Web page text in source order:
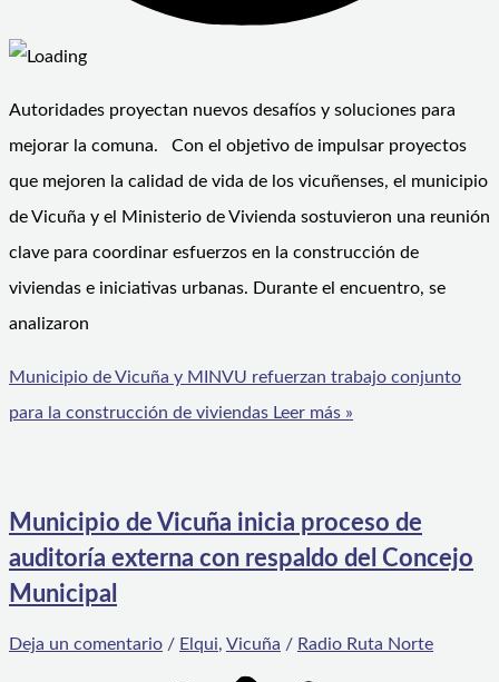
Autoridades proyectan nuevos desafíos y soluciones para
mejorar la comuna. Con el objetivo de impulsar proyectos
que mejoren la calidad de vida de los vicuñenses, el municipio
de Vicuña y el Ministerio de Vivienda sostuvieron una reunión
clave para coordinar esfuerzos en la construcción de
viviendas e iniciativas urbanas. Durante el encuentro, se
analizaron
Municipio de Vicuña y MINVU refuerzan trabajo conjunto
para la construcción de viviendas Leer más »
Municipio de Vicuña inicia proceso de
auditoría externa con respaldo del Concejo
Municipal
Deja un comentario / Elqui, Vicuña / Radio Ruta Norte